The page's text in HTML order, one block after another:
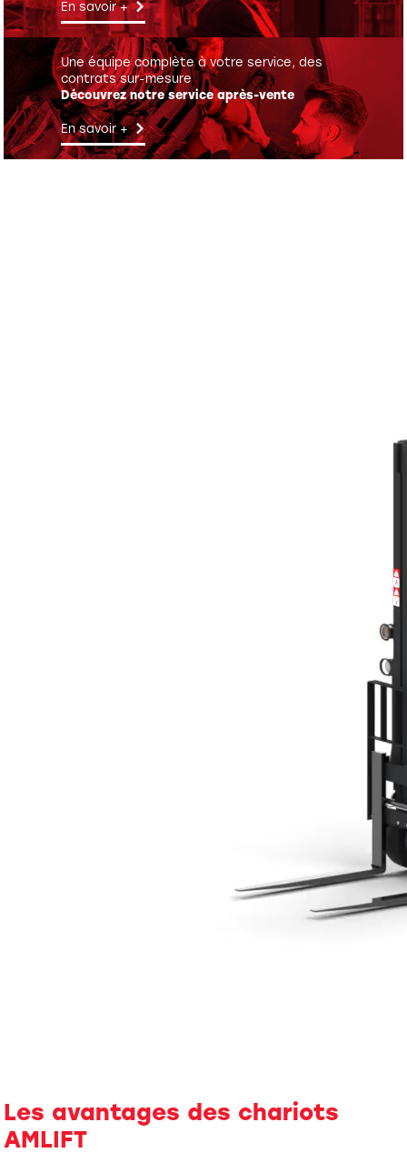
En savoir +
Une équipe complète à votre service, des
contrats sur-mesure
Découvrez notre service après-vente
En savoir +
Les avantages des chariots
AMLIFT